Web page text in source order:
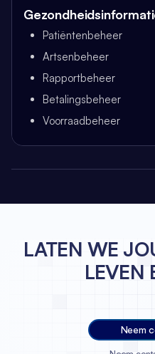
Patiëntenbeheer
Artsenbeheer
Rapportbeheer
Betalingsbeheer
Voorraadbeheer
LATEN WE
LEVEN
Neem